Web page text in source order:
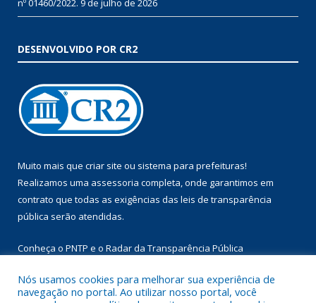
nº 01460/2022. 9 de julho de 2026
DESENVOLVIDO POR CR2
Muito mais que criar site ou sistema para prefeituras!
Realizamos uma assessoria completa, onde garantimos em
contrato que todas as exigências das leis de transparência
pública serão atendidas.
Conheça o PNTP e o Radar da Transparência Pública
Nós usamos cookies para melhorar sua experiência de
navegação no portal. Ao utilizar nosso portal, você